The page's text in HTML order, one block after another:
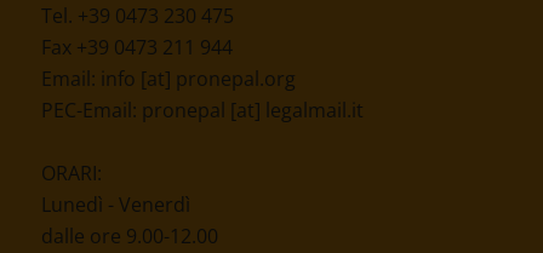
Tel. +39 0473 230 475
Fax +39 0473 211 944
Email: info [at] pronepal.org
PEC-Email: pronepal [at] legalmail.it
ORARI:
Lunedì - Venerdì
dalle ore 9.00-12.00